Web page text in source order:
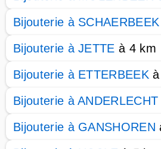
Bijouterie à SCHAERBEEK
Bijouterie à JETTE à 4 km
Bijouterie à ETTERBEEK
Bijouterie à ANDERLECHT
Bijouterie à GANSHOREN